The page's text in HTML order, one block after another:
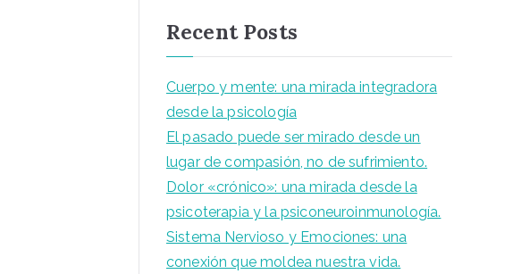
Recent Posts
Cuerpo y mente: una mirada integradora
desde la psicología
El pasado puede ser mirado desde un
lugar de compasión, no de sufrimiento.
Dolor «crónico»: una mirada desde la
psicoterapia y la psiconeuroinmunología.
Sistema Nervioso y Emociones: una
conexión que moldea nuestra vida.